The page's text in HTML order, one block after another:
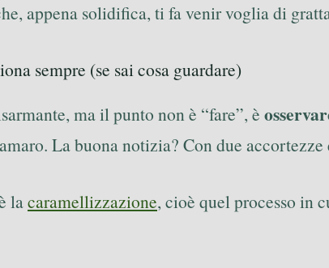
appena solidifica, ti fa venir voglia di
sempre (se sai cosa guardare)
ma il punto non è “fare”, è
La buona notizia? Con due
lacaramellizzazione, cioè quel processo in